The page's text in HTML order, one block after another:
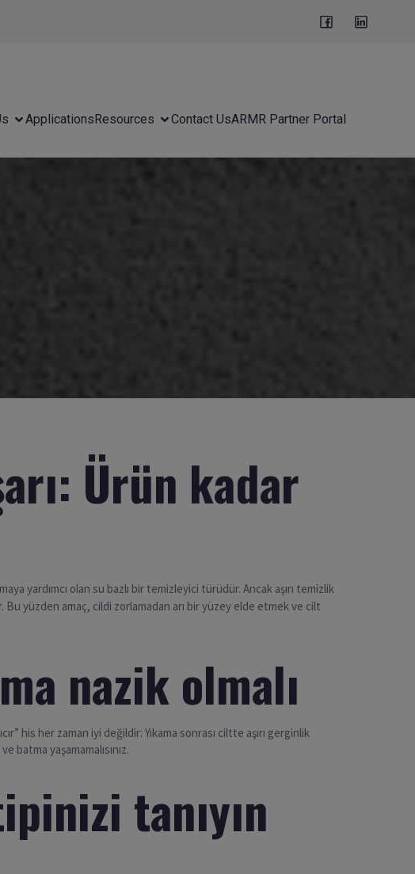
Applications Resources Contact UsARMR Partner Portal
Ürün kadar
yardımcı olan su bazlı bir temizleyici türüdür. Ancak aşırı temizlik
Bu yüzden amaç, cildi zorlamadan arı bir yüzey elde etmek ve cilt
nazik olmalı
his her zaman iyi değildir: Yıkama sonrası ciltte aşırı gerginlik
yaşamamalısınız.
tanıyın